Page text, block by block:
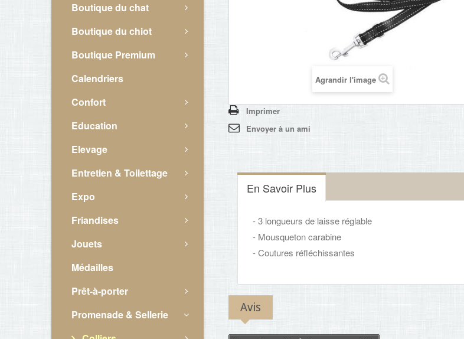
Boutique du chat
Boutique du chiot
Boutique Premium
Calendriers
Confort
Education
Elevage
Entretien & Toilettage
Expo
Friandises
Jouets
Médailles
Prêt-à-porter
Promenade & Sellerie
Agrandir l'image
Imprimer
Envoyer à un ami
En Savoir Plus
- 3 longueurs de laisse réglable
- Mousqueton carabine
- Coutures réfléchissantes
Avis